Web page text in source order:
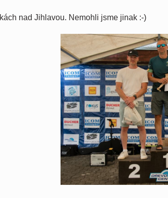
nad Jihlavou. Nemohli jsme jinak :-)